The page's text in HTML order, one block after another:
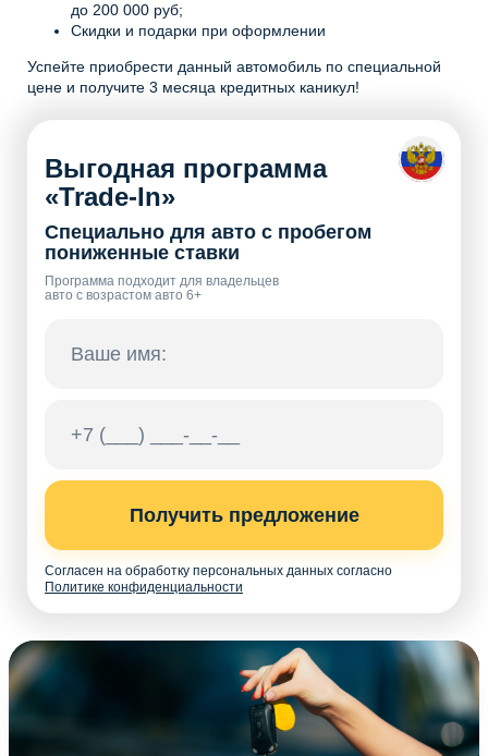
до 200 000 руб;
Скидки и подарки при оформлении
Успейте приобрести данный автомобиль по специальной
цене и получите 3 месяца кредитных каникул!
Выгодная программа
«Trade-In»
Специально для авто с пробегом
пониженные ставки
Программа подходит для владельцев
авто с возрастом авто 6+
Получить предложение
Согласен на обработку персональных данных согласно
Политике конфиденциальности